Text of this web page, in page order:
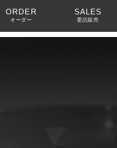
ORDER
オーダー
SALES
委託販売